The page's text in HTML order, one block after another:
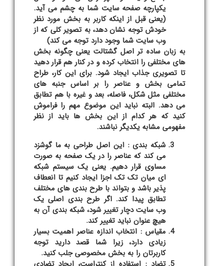
یکپارچه صفحه سایت شما به چشم می آید.
(یعنی قبل از اینکه کاربر به بخش مورد نظر
خودش توجه نشان دهد، به تصویر کلی که از
وب سایت شما وجود دارد توجه می کند)
به زبان ساده تر اصل گشتالت یعنی چگونه بخش
های مختلفی را انتخاب کرده و در کنار هم قرار دهید
تا تصویری جذاب ایجاد شود. برای این کار، طراح
تمامی بخش و عناصر را بر اساس جنبه های
مختلفی مثل شکل، فاصله، بعد و غیره با هم تطابق
می دهد. البته نباید این موضوع مهم را فراموش
کنید که هر کدام از این بخش ها باید از نظر
مفهومی مشابه یکدیگر نباشند.
شبکه بندی : این اصل طراحی به ما گوشزد
می کند که عناصر را در یک صفحه به صورت
مساوی قرار دهیم. یعنی یک سیستم شبکه
ای میان تک تک اجزا ایجاد کنیم تا انعطاف
پذیر باشد و بتواند با طرح بندی های مختلف
تطابق پیدا کند. اگر طرح بندی اصلی یک
وب سایت دچار تغییر شود، شبکه بندی آن به
هیچ عنوان نباید تغییر کند.
مقیاس : انتخاب اندازه عناصر اهمیت بسیار
زیادی دارد، زیرا شما قصد دارید توجه
کاربرتان را به بخش مخصوصی جلب کنید.